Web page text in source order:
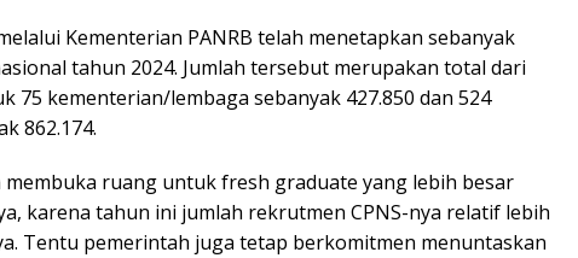
Kementerian PANRB telah menetapkan sebanyak
tahun 2024. Jumlah tersebut merupakan total dari
75 kementerian/lembaga sebanyak 427.850 dan 524
862.174.
membuka ruang untuk fresh graduate yang lebih besar
karena tahun ini jumlah rekrutmen CPNS-nya relatif lebih
Tentu pemerintah juga tetap berkomitmen menuntaskan